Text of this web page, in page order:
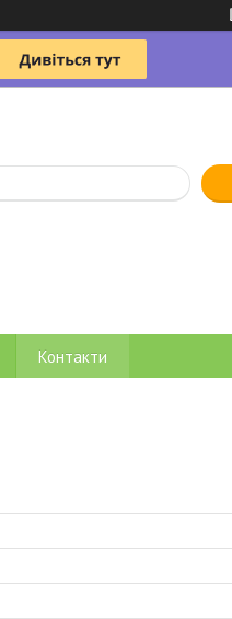
Контакти